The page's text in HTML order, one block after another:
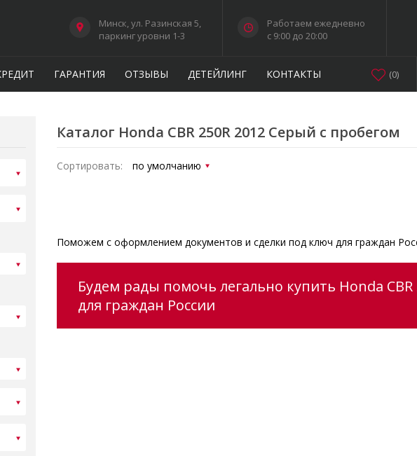
Минск, ул. Разинская 5,
паркинг уровни 1-3
Работаем ежедневно
c 9:00 до 20:00
ГАРАНТИЯ ОТЗЫВЫ ДЕТЕЙЛИНГ КОНТАКТЫ (0)
Каталог Honda CBR 250R 2012 Серый с пробегом
Сортировать:
Поможем с оформлением документов и сделки под ключ для граждан
Будем рады помочь легально купить Honda
для граждан России